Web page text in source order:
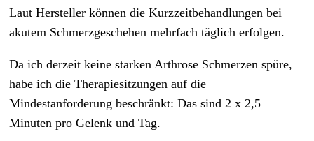
Laut Hersteller können die Kurzzeitbehandlungen bei
akutem Schmerzgeschehen mehrfach täglich erfolgen.
Da ich derzeit keine starken Arthrose Schmerzen spüre,
habe ich die Therapiesitzungen auf die
Mindestanforderung beschränkt: Das sind 2 x 2,5
Minuten pro Gelenk und Tag.